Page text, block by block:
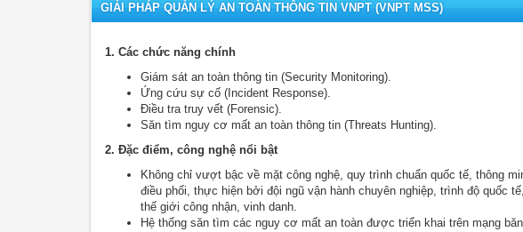
GIẢI PHÁP QUẢN LÝ AN TOÀN THÔNG TIN VNPT (VNPT MSS)
1. Các chức năng chính
Giám sát an toàn thông tin (Security Monitoring).
Ứng cứu sự cố (Incident Response).
Điều tra truy vết (Forensic).
Săn tìm nguy cơ mất an toàn thông tin (Threats Hunting).
2. Đặc điểm, công nghệ nổi bật
Không chỉ vượt bậc về mặt công nghệ, quy trình chuẩn quốc tế, thông
điều phối, thực hiện bởi đội ngũ vận hành chuyên nghiệp, trình độ quốc
thế giới công nhận, vinh danh.
Hệ thống săn tìm các nguy cơ mất an toàn được triển khai trên mạng